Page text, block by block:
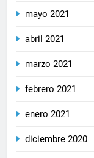
mayo 2021
abril 2021
marzo 2021
febrero 2021
enero 2021
diciembre 2020